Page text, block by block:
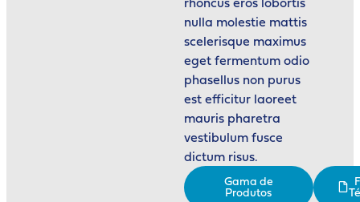
nulla molestie mattis
scelerisque maximus
eget fermentum odio
phasellus non purus
est efficitur laoreet
mauris pharetra
vestibulum fusce
dictum risus.
Gama de
Produtos